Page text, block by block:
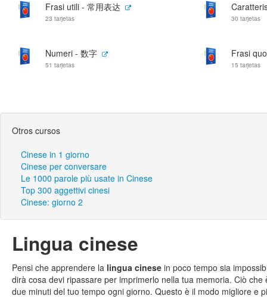
Frasi utili - 常用表达
23 tarjetas 30 tarjetas
Numeri - 数字
51 tarjetas
Frasi
15 tarjetas
Otros cursos
Cinese in 1 giorno
Cinese per conversare
Le 1000 parole più usate in Cinese
Top 300 aggettivi cinesi
Cinese: giorno 2
Lingua cinese
Pensi che apprendere la lingua cinese in poco tempo sia
dirà cosa devi ripassare per imprimerlo nella tua memoria. Ciò
due minuti del tuo tempo ogni giorno. Questo è il modo migliore e